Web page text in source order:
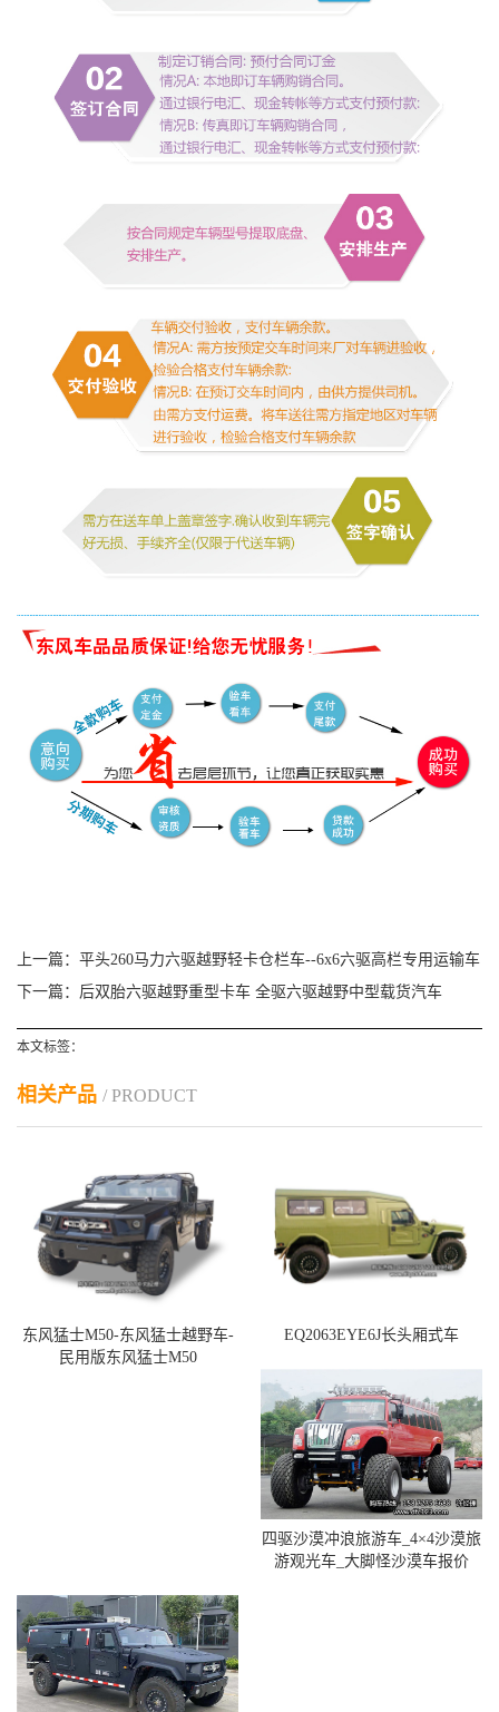
上一篇： 平头260马力六驱越野轻卡仓栏车--6x6六驱高栏专用运输车
下一篇： 后双胎六驱越野重型卡车 全驱六驱越野中型载货汽车
本文标签：
相关产品 / PRODUCT
东风猛士M50-东风猛士越野车-
民用版东风猛士M50
EQ2063EYE6J长头厢式车
四驱沙漠冲浪旅游车_4×4沙漠旅
游观光车_大脚怪沙漠车报价